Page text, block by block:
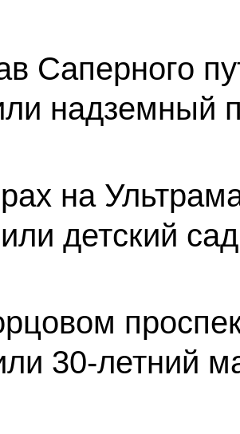
Саперного
надземный
на
детский сад
30-летний